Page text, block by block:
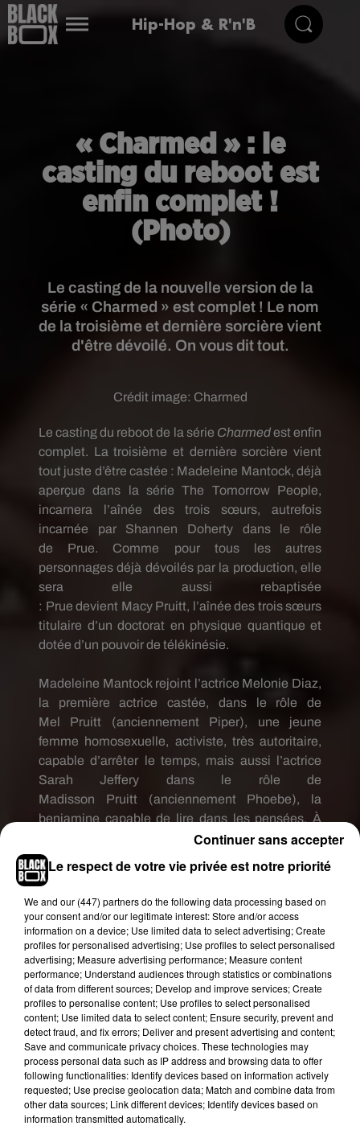
Hip-Hop & R'n'B
« Charmed » : le
casting du reboot est
enfin complet !
(Photo)
Le casting de la nouvelle version de la
série « Charmed » est complet ! Le nom
de la troisième et dernière sorcière vient
d'être dévoilé. On vous dit tout.
Crédit image: Charmed
Le casting du reboot de la série Charmedest enfin
complet. La troisième et dernière sorcière vient
tout juste d’être castée : Madeleine Mantock, déjà
aperçue dans la série The
Tomorrow
People,
incarnera l’aînée des trois sœurs, autrefois
incarnée par Shannen Doherty dans le rôle
de
Prue.
Comme pour tous les autres
personnages déjà dévoilés par la production, elle
sera elle aussi rebaptisée
: Prue devient Macy Pruitt, l’aînée des trois sœurs
titulaire d’un doctorat en physique quantique et
dotée d’un pouvoir de télékinésie.
Madeleine Mantock rejoint l’actrice Melonie Diaz,
la première actrice
castée, dans le rôle de
Mel
Pruitt (anciennement Piper), une jeune
femme homosexuelle, activiste, très autoritaire,
capable d’arrêter le temps, mais aussi l’actrice
Sarah
Jeffery
dans le rôle de
Madisson
Pruitt (anciennement Phoebe), la
benjamine capable de lire dans les pensées. À
leurs côtés, l’acteur Rupert Evans dans le rôle de
Harry
l’être de lumière
» professeur d’université.
tournage de cette nouvelle version « drôle et
féministe » de la série Charmed ne devrait plus
tarder à commencer…
Le respect de votre vie privée est notre priorité
We and our (447) partnersdo the following data processing based on
your consent and/or our legitimate interest: Store and/or access
information on a device; Use limited data to select advertising; Create
profiles for personalised advertising; Use profiles to select personalised
advertising; Measure advertising performance; Measure content
performance; Understand audiences through statistics or combinations
of data from different sources; Develop and improve services; Create
profiles to personalise content; Use profiles to select personalised
content; Use limited data to select content; Ensure security, prevent and
detect fraud, and fix errors; Deliver and present advertising and content;
Save and communicate privacy choices. These technologies may
process personal data such as IP address and browsing data to offer
following functionalities: Identify devices based on information actively
requested; Use precise geolocation data; Match and combine data from
other data sources; Link different devices; Identify devices based on
information transmitted automatically.
Continuer sans accepter